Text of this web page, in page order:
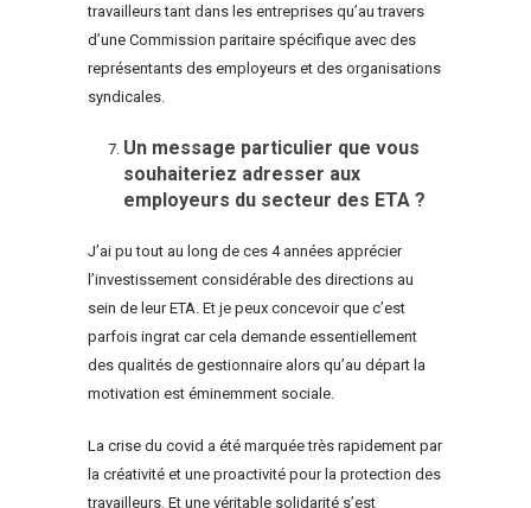
travailleurs tant dans les entreprises qu’au travers
d’une Commission paritaire spécifique avec des
représentants des employeurs et des organisations
syndicales.
Un message particulier que vous
souhaiteriez adresser aux
employeurs du secteur des ETA ?
J’ai pu tout au long de ces 4 années apprécier
l’investissement considérable des directions au
sein de leur ETA. Et je peux concevoir que c’est
parfois ingrat car cela demande essentiellement
des qualités de gestionnaire alors qu’au départ la
motivation est éminemment sociale.
La crise du covid a été marquée très rapidement par
la créativité et une proactivité pour la protection des
travailleurs. Et une véritable solidarité s’est